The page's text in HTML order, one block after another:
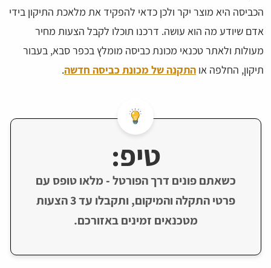
הכביסה היא מוצר יקר ולכן כדאי להפקיד את מלאכת התיקון בידי
אדם שיודע מה הוא עושה. דרכנו תוכלו לקבל הצעות מחיר
מעולות ולאתר טכנאי מכונת כביסה מומלץ בכפר סבא, בעבור
תיקון, החלפה או התקנה של מכונת כביסה חדשה.
טיפ:
כשאתם פונים דרך הפורטל - מלאו טופס עם
פרטי התקלה והמיקום, ותקבלו עד 3 הצעות
מטכנאים זמינים באזורכם.